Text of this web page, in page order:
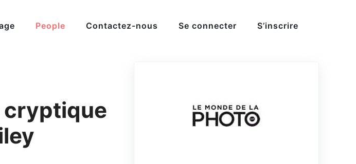
People Contactez-nous Se connecter S’inscrire
cryptique